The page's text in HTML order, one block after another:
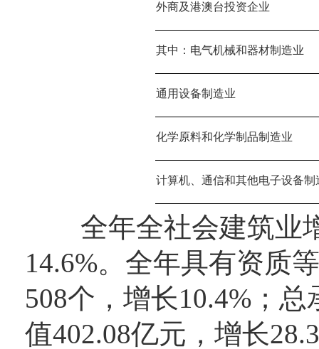
外商及港澳台投资企业
其中：电气机械和器材制造业
通用设备制造业
化学原料和化学制品制造业
计算机、通信和其他电子设备制
全年全社会建筑业增
14.6%。全年具有资质
508个，增长10.4%；
值402.08亿元，增长